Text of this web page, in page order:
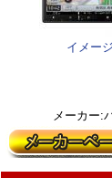
イメー
メーカー: